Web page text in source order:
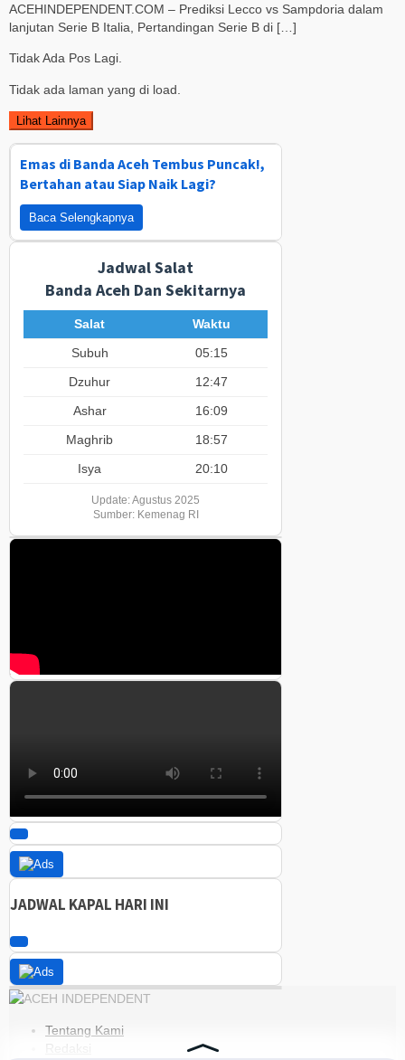
ACEHINDEPENDENT.COM – Prediksi Lecco vs Sampdoria dalam
lanjutan Serie B Italia, Pertandingan Serie B di […]
Tidak Ada Pos Lagi.
Tidak ada laman yang di load.
Lihat Lainnya
Emas di Banda Aceh Tembus Puncak!,
Bertahan atau Siap Naik Lagi?
Baca Selengkapnya
Jadwal Salat
Banda Aceh Dan Sekitarnya
Salat
Waktu
Subuh
05:15
Dzuhur
12:47
Ashar
16:09
Maghrib
18:57
Isya
20:10
Update: Agustus 2025
Sumber: Kemenag RI
JADWAL KAPAL HARI INI
Tentang Kami
Redaksi